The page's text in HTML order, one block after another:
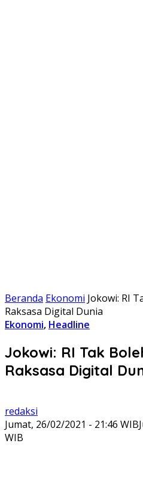
Beranda Ekonomi Jokowi: RI
Raksasa Digital Dunia
Ekonomi, Headline
Jokowi: RI Tak
Raksasa Digital
redaksi
Jumat, 26/02/2021 - 21:46 WIB
WIB